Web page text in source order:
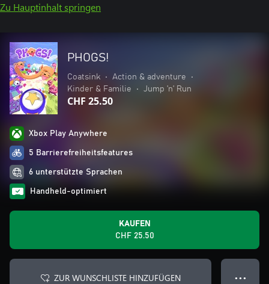
Zu Hauptinhalt springen
PHOGS!
Coatsink • Action & adventure
•
Kinder & Familie
• Jump ’n’ Run
CHF 25.50
Xbox Play Anywhere
5 Barrierefreiheitsfeatures
6 unterstützte Sprachen
Handheld-optimiert
KAUFEN
CHF 25.50
ZUR WUNSCHLISTE HINZUFÜGEN ● ● ●